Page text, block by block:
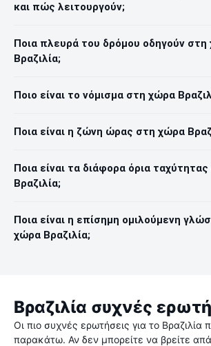
και πώς λειτουργούν;
Ποια πλευρά του δρόμου οδηγούν
Βραζιλία;
Ποιο είναι το νόμισμα στη χώρα
Ποια είναι η ζώνη ώρας στη χώρα
Ποια είναι τα διάφορα όρια
Βραζιλία;
Ποια είναι η επίσημη ομιλούμενη
χώρα Βραζιλία;
Βραζιλία συχνές
Οι πιο συχνές ερωτήσεις για το Βραζιλία
παρακάτω. Αν δεν μπορείτε να βρείτε